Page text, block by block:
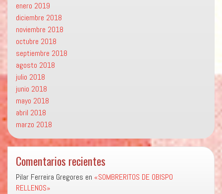
enero 2019
diciembre 2018
noviembre 2018
octubre 2018
septiembre 2018
agosto 2018
julio 2018
junio 2018
mayo 2018
abril 2018
marzo 2018
Comentarios recientes
Pilar Ferreira Gregores en «SOMBRERITOS DE OBISPO
RELLENOS»